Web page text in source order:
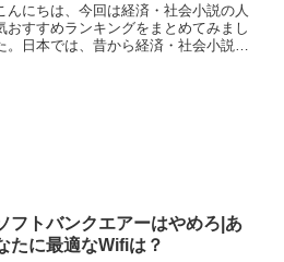
んにちは、今回は経済・社会小説の人
おすすめランキングをまとめてみまし
。日本では、昔から経済・社会小説は
フトバンクエアーはやめろ|あ
たに最適なWifiは？